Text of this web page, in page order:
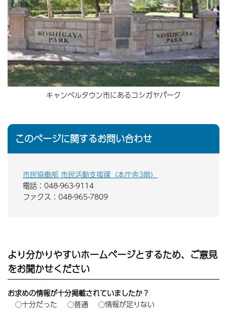
キャンベルタウン市にあるコシガヤパーク
このページに関するお問い合わせ
市民協働部 市民活動支援課（本庁舎3階）
電話：048-963-9114
ファクス：048-965-7809
より分かりやすいホームページとするため、ご意見
をお聞かせください
お求めの情報が十分掲載されていましたか？
十分だった
普通
情報が足りない